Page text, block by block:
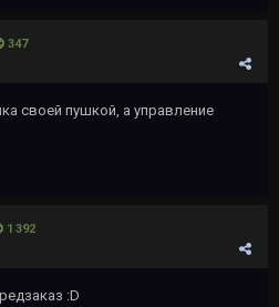
347
своей пушкой, а управление
1 392
:D